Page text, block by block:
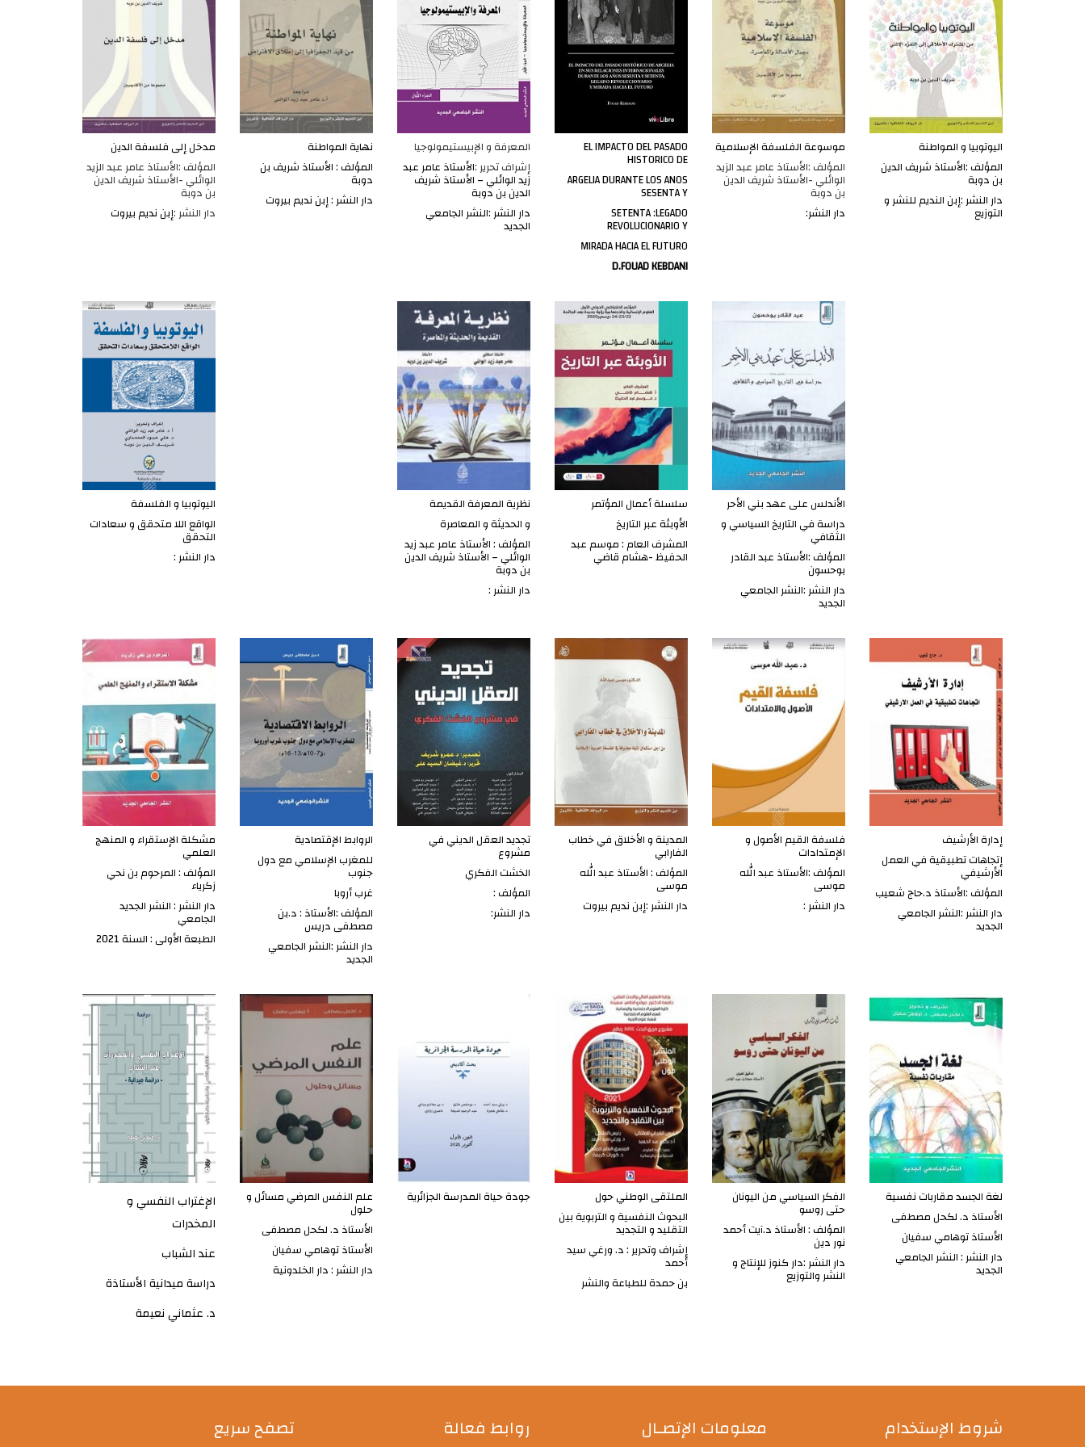
مدخل إلى فلسفة الدين
المؤلف :الأستاذ عامر عبد الزيد
الوائلي -الأستاذ شريف الدين
بن دوبة
دار النشر :إبن نديم بيروت
نهاية المواطنة
المؤلف : الأستاذ شريف بن
دوبة
دار النشر : إبن نديم بيروت
المعرفة و الإبيستيمولوجيا
إشراف تحرير :الأستاذ عامر عبد
زيد الوائلي – الأستاذ شريف
الدين بن دوبة
دار النشر :النشر الجامعي
الجديد
EL IMPACTO DEL PASADO
HISTORICO DE
ARGELIA DURANTE LOS ANOS
SESENTA Y
SETENTA :LEGADO
REVOLUCIONARIO Y
MIRADA HACIA EL FUTURO
D.FOUAD KEBDANI
موسوعة الفلسفة الإسلامية
المؤلف :الأستاذ عامر عبد الزيد
الوائلي -الأستاذ شريف الدين
بن دوبة
دار النشر:
اليوتوبيا و المواطنة
المؤلف :الأستاذ شريف الدين
بن دوبة
دار النشر :إبن النديم للنشر و
التوزيع
اليوتوبيا و الفلسفة
الواقع اللا متحقق و سعادات
التحقق
دار النشر :
نظرية المعرفة القديمة
و الحديثة و المعاصرة
المؤلف : الأستاذ عامر عبد زيد
الوائلي – الأستاذ شريف الدين
بن دوبة
دار النشر :
سلسلة أعمال المؤتمر
الأوبئة عبر التاريخ
المشرف العام : موسم عبد
الحفيظ -هشام قاضي
الأندلس على عهد بني الأحر
دراسة في التاريخ السياسي و
الثقافي
المؤلف :الأستاذ عبد القادر
بوحسون
دار النشر :النشر الجامعي
الجديد
مشكلة الإستقراء و المنهج
العلمي
المؤلف : المرحوم بن نحي
زكرياء
دار النشر : النشر الجديد
الجامعي
الطبعة الأولى : السنة 2021
الروابط الإقتصادية
للمغرب الإسلامي مع دول
جنوب
غرب أروبا
المؤلف :الأستاذ : د.بن
مصطفى دريس
دار النشر :النشر الجامعي
الجديد
تجديد العقل الديني في
مشروع
الخشت الفكري
المؤلف :
دار النشر:
المدينة و الأخلاق في خطاب
الفارابي
المؤلف : الأستاذ عبد الله
موسى
دار النشر :إبن نديم بيروت
فلسفة القيم الأصول و
الإمتدادات
المؤلف :الأستاذ عبد الله
موسى
دار النشر :
إدارة الأرشيف
إتجاهات تطبيقية في العمل
الأرشيفي
المؤلف :الأستاذ د.حاج شعيب
دار النشر :النشر الجامعي
الجديد
الإغتراب النفسي و
المخدرات
عند الشباب
دراسة ميدانية الأستاذة
د. عثماني نعيمة
علم النفس المرضي مسائل و
حلول
الأستاذ د. لكحل مصطفى
الأستاذ توهامي سفيان
دار النشر : دار الخلدونية
جودة حياة المدرسة الجزائرية
الملتقى الوطني حول
البحوث النفسية و التربوية بين
التقليد و التجديد
إشراف وتحرير : د. ورغي سيد
أحمد
بن حمدة للطباعة والنشر
الفكر السياسي من اليونان
حتى روسو
المؤلف : الأستاذ د.آيت أحمد
نور دين
دار النشر :دار كنوز للإنتاج و
النشر والتوزيع
لغة الجسد مقاربات نفسية
الأستاذ د. لكحل مصطفى
الأستاذ توهامي سفيان
دار النشر : النشر الجامعي
الجديد
تصفح سريع روابط فعالة معلومات الإتصـال شروط الإستخدام